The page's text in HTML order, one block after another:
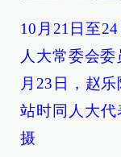
10月21日至
人大常委会
月23日，赵
站时同人大
摄